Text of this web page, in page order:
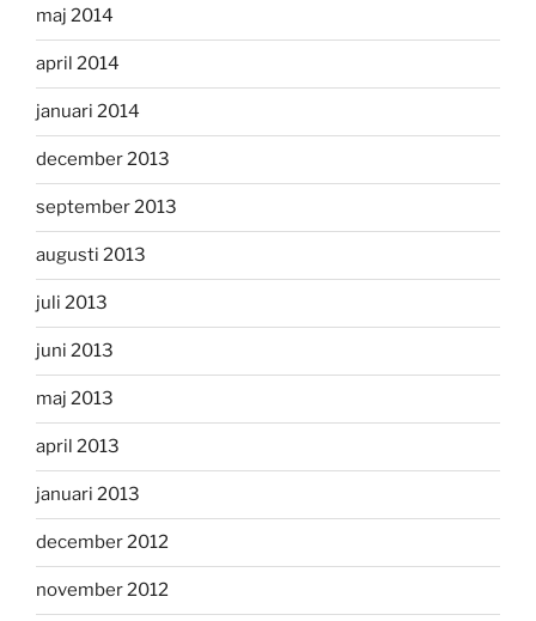
maj 2014
april 2014
januari 2014
december 2013
september 2013
augusti 2013
juli 2013
juni 2013
maj 2013
april 2013
januari 2013
december 2012
november 2012